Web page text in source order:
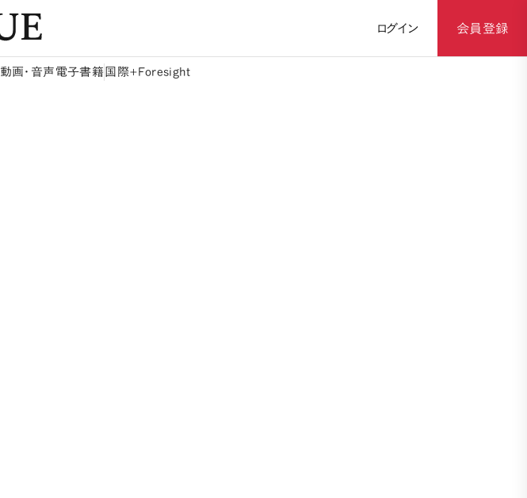
ログイン 会員登録
動画・音声 電子書籍 国際+Foresight